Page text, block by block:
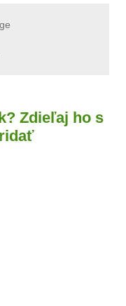
Zdieľaj ho s